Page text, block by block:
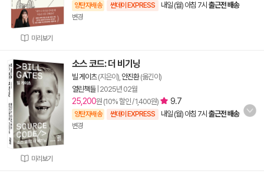
미리보기
양탄자배송 썬데이 EXPRESS 내일 (월) 아침 7시 출근전 배송
변경
미리보기
소스 코드: 더 비기닝
빌 게이츠(지은이), 안진환(옮긴이)
열린책들| 2025년 02월
25,200원 (10% 할인 / 1,400원) 9.7
양탄자배송 썬데이 EXPRESS 내일 (월) 아침 7시 출근전 배송
변경